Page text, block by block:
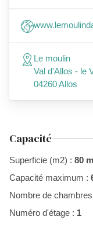
Capacité
Superficie (m2) : 80
Capacité maximum :
Nombre de
Numéro d'étage : 1
Le moulin
Val d'Allos - le
04260 Allos